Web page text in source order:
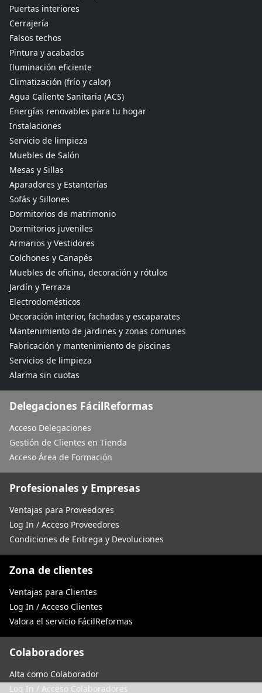
Puertas interiores
Cerrajería
Falsos techos
Pintura y acabados
Iluminación eficiente
Climatización (frío y calor)
Agua Caliente Sanitaria (ACS)
Energías renovables para tu hogar
Instalaciones
Servicio de limpieza
Muebles de Salón
Mesas y Sillas
Aparadores y Estanterías
Sofás y Sillones
Dormitorios de matrimonio
Dormitorios juveniles
Armarios y Vestidores
Colchones y Canapés
Muebles de oficina, decoración y rótulos
Jardín y Terraza
Electrodomésticos
Decoración interior, fachadas y escaparates
Mantenimiento de jardines y zonas comunes
Fabricación y mantenimiento de piscinas
Servicios de limpieza
Alarma sin cuotas
Delegaciones FácilReformas
Acceso Delegaciones
Gestión de Clientes en Tienda
Acceso Área de Formación
Profesionales y Empresas
Ventajas para Proveedores
Log In / Acceso Proveedores
Condiciones de Entrega y Devoluciones
Zona de clientes
Ventajas para Clientes
Log In / Acceso Clientes
Valora el servicio FácilReformas
Colaboradores
Alta como Colaborador
Log In / Acceso Colaboradores